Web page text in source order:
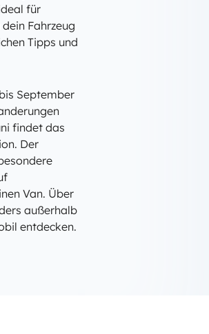
für
Fahrzeug
Tipps und
September
findet das
Der
Van. Über
außerhalb
entdecken.